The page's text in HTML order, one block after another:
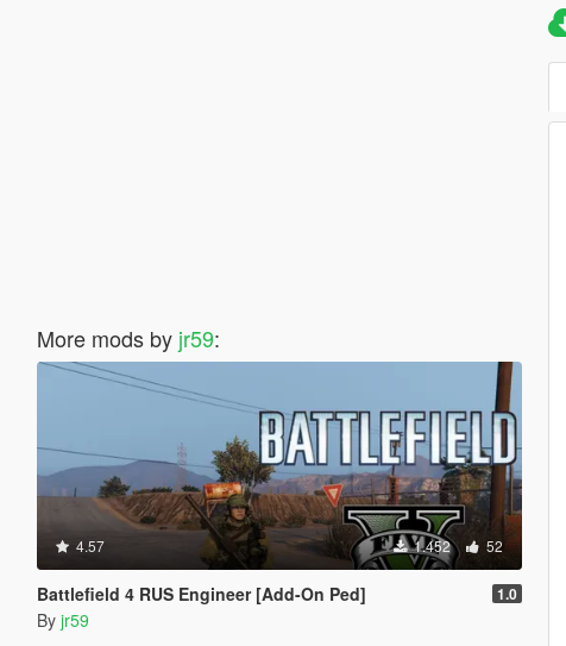
More mods by jr59:
4.57 1.452 52
Battlefield 4 RUS Engineer [Add-On Ped] 1.0
By jr59